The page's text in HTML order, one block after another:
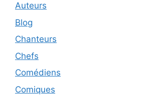
Auteurs
Blog
Chanteurs
Chefs
Comédiens
Comiques